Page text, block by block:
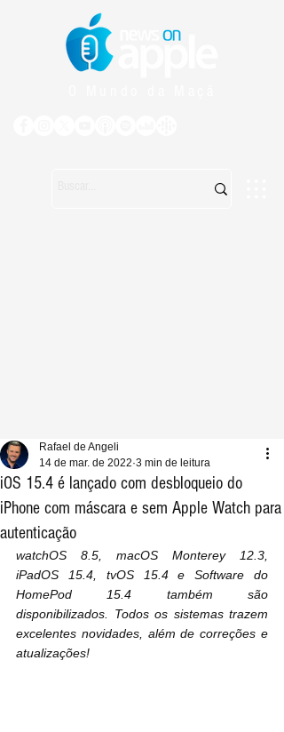
iOS 15.4 é lançado com desbloqueio do
iPhone com máscara e sem Apple Watch para
autenticação
Rafael de Angeli
14 de mar. de 2022 3 min de leitura
watchOS 8.5, macOS Monterey 12.3,
iPadOS 15.4, tvOS 15.4 e Software do
HomePod 15.4 também são
disponibilizados. Todos os sistemas trazem
excelentes novidades, além de correções e
atualizações!